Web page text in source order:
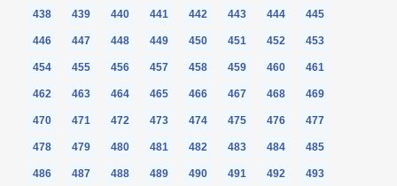
438 439 440 441 442 443 444 445
446 447 448 449 450 451 452 453
454 455 456 457 458 459 460 461
462 463 464 465 466 467 468 469
470 471 472 473 474 475 476 477
478 479 480 481 482 483 484 485
486 487 488 489 490 491 492 493